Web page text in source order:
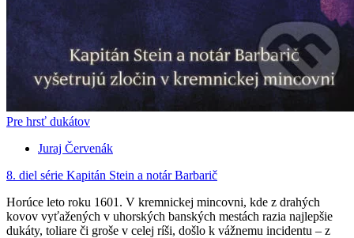
Pre hrsť dukátov
Juraj Červenák
8. diel série Kapitán Stein a notár Barbarič
Horúce leto roku 1601. V kremnickej mincovni, kde z drahých
kovov vyťažených v uhorských banských mestách razia najlepšie
dukáty, toliare či groše v celej ríši, došlo k vážnemu incidentu – z